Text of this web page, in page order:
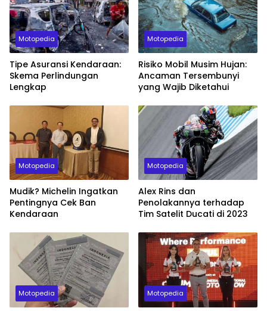
Motopedia
Tipe Asuransi Kendaraan:
Skema Perlindungan
Lengkap
Motopedia
Risiko Mobil Musim Hujan:
Ancaman Tersembunyi
yang Wajib Diketahui
Motopedia
Mudik? Michelin Ingatkan
Pentingnya Cek Ban
Kendaraan
Motopedia
Alex Rins dan
Penolakannya terhadap
Tim Satelit Ducati di 2023
Motopedia Motopedia